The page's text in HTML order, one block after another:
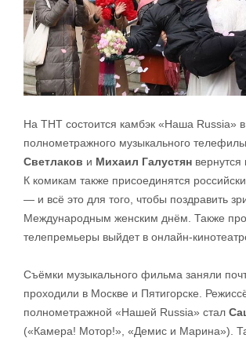
На ТНТ состоится камбэк «Наша Russia»
полнометражного музыкального
Светлаков и Михаил Галустянвернутся
К комикам также присоединятся
— и всё это для того, чтобы поздравить
Международным женским днём. Также
телепремьеры выйдет в онлайн-
Съёмки музыкального фильма заняли
проходили в Москве и Пятигорске.
полнометражной «Нашей Russia» стал
(«Камера! Мотор!», «Демис и Марина»).